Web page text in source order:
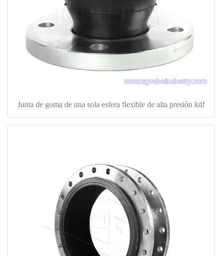
Junta de goma de una sola esfera flexible de alta presión kdf